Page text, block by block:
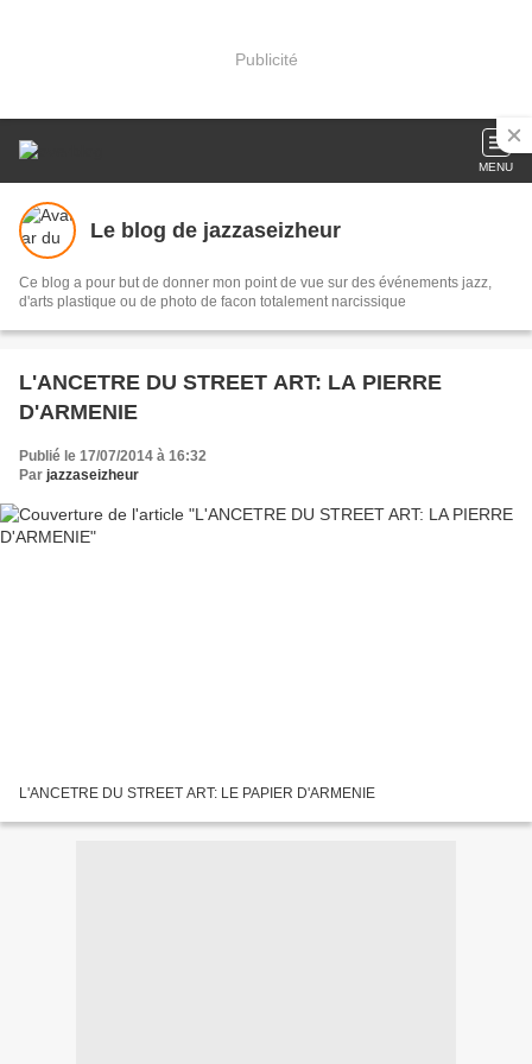
Publicité
MENU
Le blog de jazzaseizheur
Ce blog a pour but de donner mon point de vue sur des événements jazz,
d'arts plastique ou de photo de facon totalement narcissique
L'ANCETRE DU STREET ART: LA PIERRE
D'ARMENIE
Publié le 17/07/2014 à 16:32
Par jazzaseizheur
L'ANCETRE DU STREET ART: LE PAPIER D'ARMENIE